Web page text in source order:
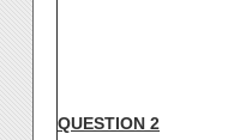
QUESTION 2